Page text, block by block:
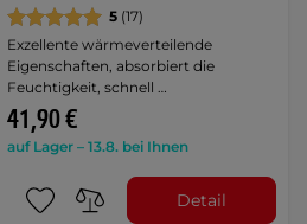
5 (17)
Exzellente wärmeverteilende
Eigenschaften, absorbiert die
Feuchtigkeit, schnell …
41,90 €
auf Lager – 13.8. bei Ihnen
Detail